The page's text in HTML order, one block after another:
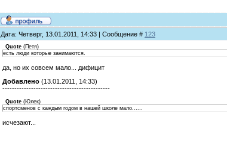
Дата: Четверг, 13.01.2011, 14:33 | Сообщение # 123
Quote (Петя)
есть люди которые занимаются.
да, но их совсем мало... дифицит
Добавлено (13.01.2011, 14:33)
---------------------------------------------
Quote (Юлек)
спортсменов с каждым годом в нашей школе мало......
исчезают...